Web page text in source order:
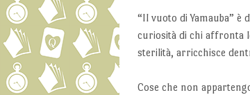
“Il vuoto di Yamauba”
curiosità di chi affronta
sterilità, arricchisce
Cose che non